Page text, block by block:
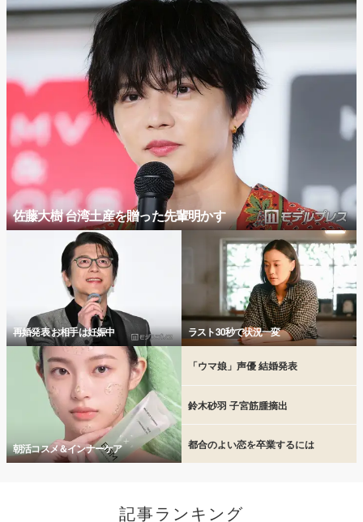
佐藤大樹 台湾土産を贈った先輩明かす
再婚発表 お相手は妊娠中 ラスト30秒で状況一変
朝活コスメ＆インナーケア
「ウマ娘」声優 結婚発表
鈴木砂羽 子宮筋腫摘出
都合のよい恋を卒業するには
記事ランキング